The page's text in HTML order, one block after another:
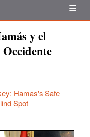
y el
Hamas's Safe
Spot